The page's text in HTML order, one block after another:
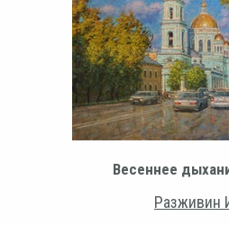
Весеннее
Разживин